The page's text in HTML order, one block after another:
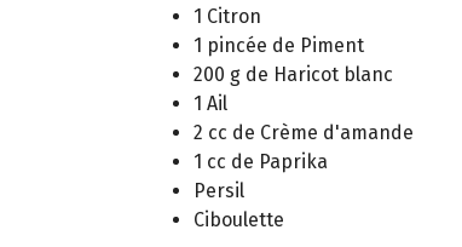
1 Citron
1 pincée de Piment
200 g de Haricot blanc
1 Ail
2 cc de Crème d'amande
1 cc de Paprika
Persil
Ciboulette